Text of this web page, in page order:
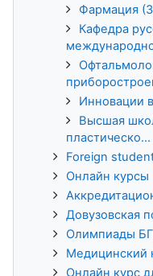
Фармация
Кафедра
Инновации
Высшая
пластическо...
Foreign
Онлайн курсы
Довузовская
Олимпиады
Онлайн курс